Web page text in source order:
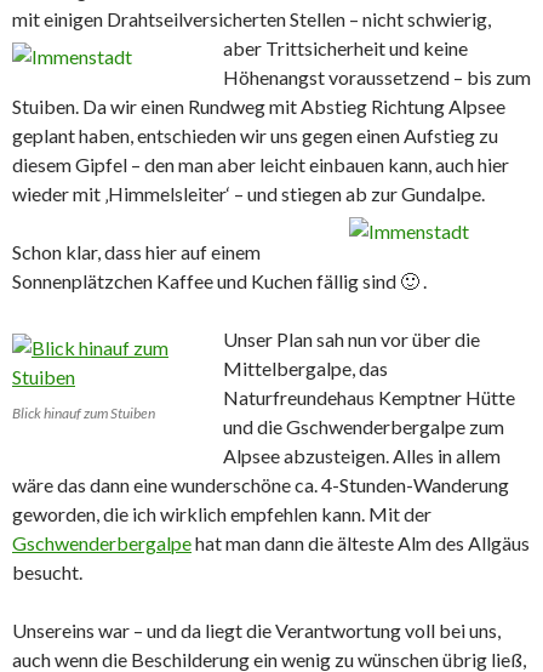
mit einigen Drahtseilversicherten Stellen – nicht schwierig,
aber Trittsicherheit und keine
Höhenangst voraussetzend – bis zum
Stuiben. Da wir einen Rundweg mit Abstieg Richtung Alpsee
geplant haben, entschieden wir uns gegen einen Aufstieg zu
diesem Gipfel – den man aber leicht einbauen kann, auch hier
wieder mit ‚Himmelsleiter‘ – und stiegen ab zur Gundalpe.
Schon klar, dass hier auf einem
Sonnenplätzchen Kaffee und Kuchen fällig sind 🙂 .
Blick hinauf zum Stuiben
Unser Plan sah nun vor über die
Mittelbergalpe, das
Naturfreundehaus Kemptner Hütte
und die Gschwenderbergalpe zum
Alpsee abzusteigen. Alles in allem
wäre das dann eine wunderschöne ca. 4-Stunden-Wanderung
geworden, die ich wirklich empfehlen kann. Mit der
Gschwenderbergalpehat man dann die älteste Alm des Allgäus
besucht.
Unsereins war – und da liegt die Verantwortung voll bei uns,
auch wenn die Beschilderung ein wenig zu wünschen übrig ließ,